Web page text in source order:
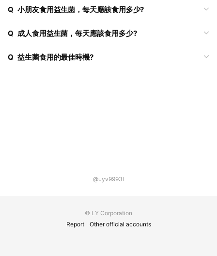
Q 小朋友食用益生菌，每天應該食用多少?
Q 成人食用益生菌，每天應該食用多少?
Q 益生菌食用的最佳時機?
@uyv9993l
© LY Corporation
Report
Other official accounts